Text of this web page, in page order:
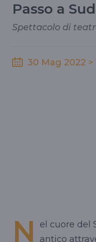
Passo a Sud
Spettacolo di
30 Mag 2022 >
N
el cuore del
antico